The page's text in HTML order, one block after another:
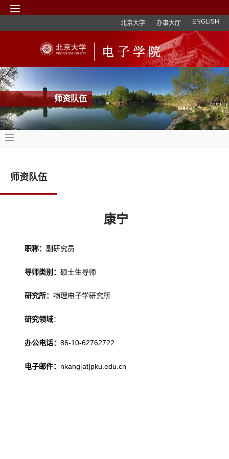
北京大学 办事大厅 ENGLISH
师资队伍
师资队伍
康宁
职称： 副研究员
导师类别： 硕士生导师
研究所： 物理电子学研究所
研究领域：
办公电话： 86-10-62762722
电子邮件： nkang[at]pku.edu.cn